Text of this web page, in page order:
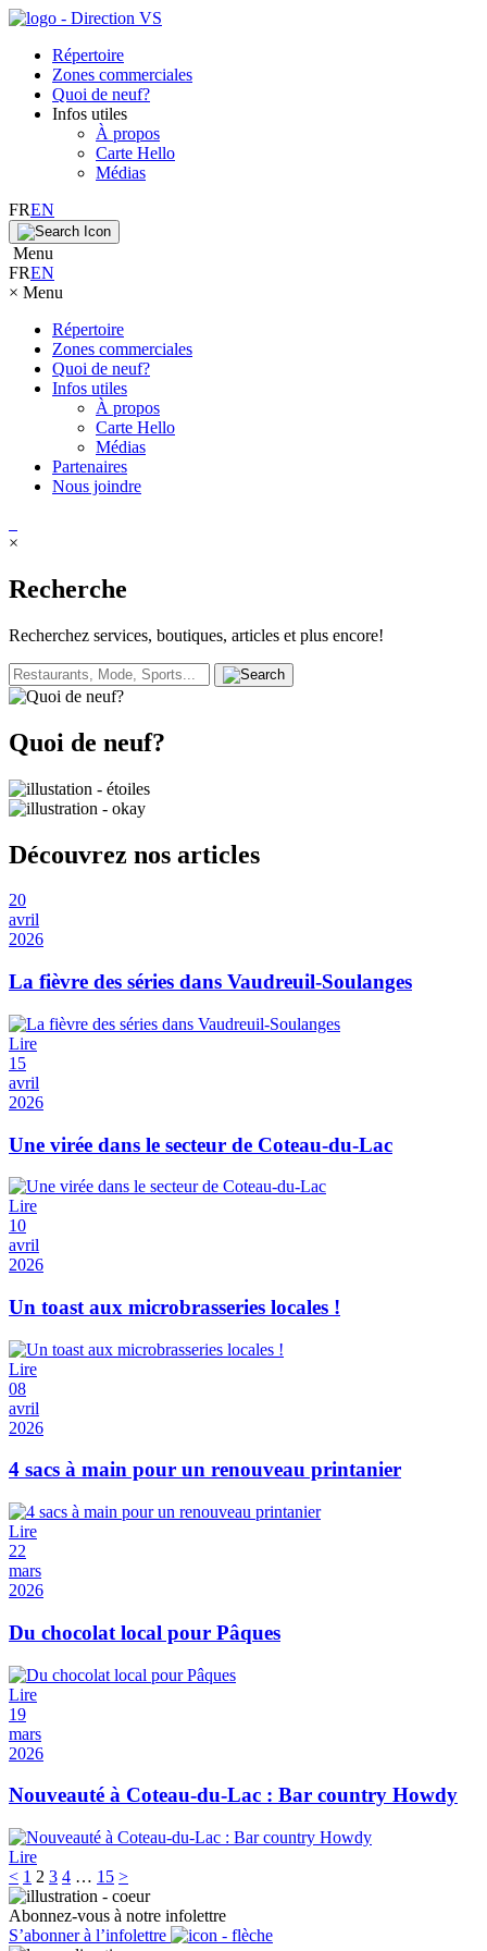
Répertoire
Zones commerciales
Quoi de neuf?
Infos utiles
À propos
Carte Hello
Médias
FREN
Menu
FREN
× Menu
Répertoire
Zones commerciales
Quoi de neuf?
Infos utiles
À propos
Carte Hello
Médias
Partenaires
Nous joindre
×
Recherche
Recherchez services, boutiques, articles et plus encore!
Quoi de neuf?
Découvrez nos articles
20
avril
2026
La fièvre des séries dans Vaudreuil-Soulanges
Lire
15
avril
2026
Une virée dans le secteur de Coteau-du-Lac
Lire
10
avril
2026
Un toast aux microbrasseries locales !
Lire
08
avril
2026
4 sacs à main pour un renouveau printanier
Lire
22
mars
2026
Du chocolat local pour Pâques
Lire
19
mars
2026
Nouveauté à Coteau-du-Lac : Bar country Howdy
Lire
< 1 2 3 4 … 15 >
Abonnez-vous à notre infolettre
S’abonner à l’infolettre